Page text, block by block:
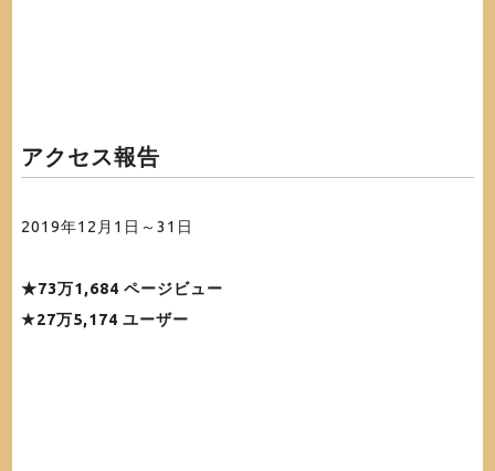
アクセス報告
2019年12月1日～31日
★73万1,684 ページビュー
★27万5,174 ユーザー